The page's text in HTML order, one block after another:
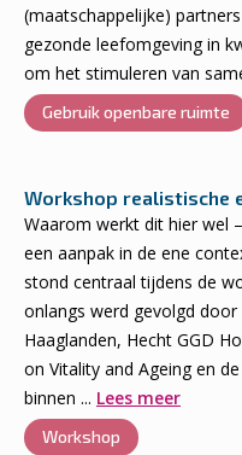
(maatschappelijke)
gezonde leefomgeving in
om het stimuleren van
Gebruik openbare ruimte
Workshop realistische
Waarom werkt dit hier wel
een aanpak in de ene
stond centraal tijdens de
onlangs werd gevolgd
Haaglanden, Hecht GGD
on Vitality and Ageing en
binnen ... Lees meer
Workshop